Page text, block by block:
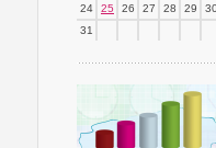
24
25 26 27 28 29
31